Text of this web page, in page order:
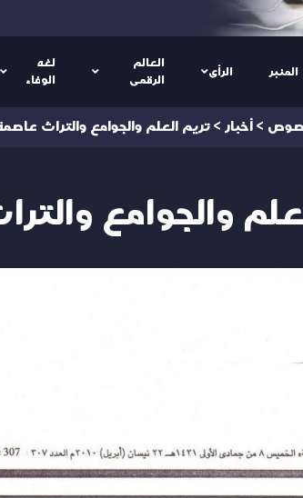
المنبر الرأى
العالم
الرقمى
لغه
الوفاء
> أخبار > تريم العلم والجوامع والتراث
والجوامع